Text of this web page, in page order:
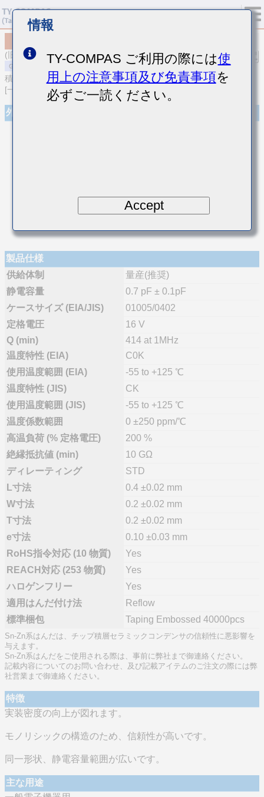
(旧品番 EMK042CK0R7BD-W)
積層セラミックコンデンサ
[一般用 積層セラミックコンデンサ (温度補償用)]
外観
製品仕様
供給体制
量産(推奨)
静電容量
0.7 pF ± 0.1pF
ケースサイズ (EIA/JIS)
01005/0402
定格電圧
16 V
Q (min)
414 at 1MHz
温度特性 (EIA)
C0K
使用温度範囲 (EIA)
-55 to +125 ℃
温度特性 (JIS)
CK
使用温度範囲 (JIS)
-55 to +125 ℃
温度係数範囲
0 ±250 ppm/℃
高温負荷 (% 定格電圧)
200 %
絶縁抵抗値 (min)
10 GΩ
ディレーティング
STD
L寸法
0.4 ±0.02 mm
W寸法
0.2 ±0.02 mm
T寸法
0.2 ±0.02 mm
e寸法
0.10 ±0.03 mm
RoHS指令対応 (10 物質)
Yes
REACH対応 (253 物質)
Yes
ハロゲンフリー
Yes
適用はんだ付け法
Reflow
標準梱包
Taping Embossed 40000pcs
Sn-Zn系はんだは、チップ積層セラミックコンデンサの信頼性に悪影響を
与えます。
Sn-Zn系はんだをご使用される際は、事前に弊社まで御連絡ください。
記載内容についてのお問い合わせ、及び記載アイテムのご注文の際には弊
社営業まで御連絡ください。
特徴
実装密度の向上が図れます。
モノリシックの構造のため、信頼性が高いです。
同一形状、静電容量範囲が広いです。
主な用途
情報
TY-COMPAS ご利用の際には使
用上の注意事項及び免責事項を
必ずご一読ください。
Accept